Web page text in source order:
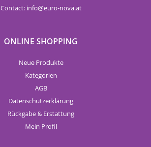
Contact: info euro-nova.at
ONLINE SHOPPING
Neue Produkte
Kategorien
AGB
Datenschutzerklärung
Rückgabe & Erstattung
Mein Profil